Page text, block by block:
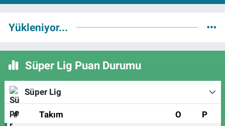
Yükleniyor...
Süper Lig Puan Durumu
Süper Lig
# Takım O P